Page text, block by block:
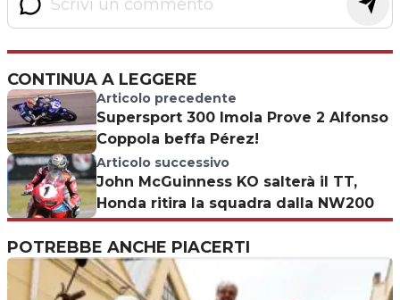
CONTINUA A LEGGERE
Articolo precedente
Supersport 300 Imola Prove 2 Alfonso
Coppola beffa Pérez!
Articolo successivo
John McGuinness KO salterà il TT,
Honda ritira la squadra dalla NW200
POTREBBE ANCHE PIACERTI